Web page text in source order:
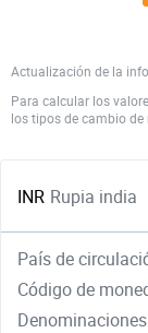
Actualización de la
Para calcular los
los tipos de cambio
INR Rupia india
País de
Código de